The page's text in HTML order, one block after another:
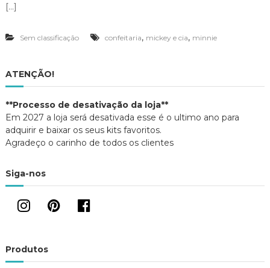
i
a
[…]
Sem classificação confeitaria, mickey e cia, minnie
ATENÇÃO!
**Processo de desativação da loja**
Em 2027 a loja será desativada esse é o ultimo ano para
adquirir e baixar os seus kits favoritos.
Agradeço o carinho de todos os clientes
Siga-nos
Produtos